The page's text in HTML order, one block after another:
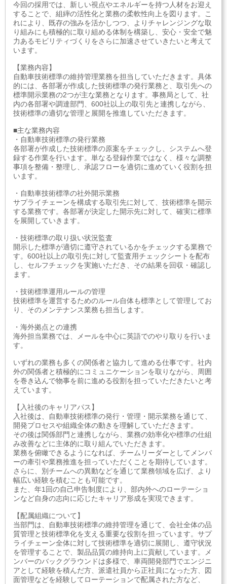
今回の採用では、新しい視点やエネルギーを持つ人材をお迎え
することで、組繂の活性化と業務の柔軟性向上を図ります。こ
れにより、既存の強みを活かしつつ、よりチャレンジングな取
り組みにも積極的に取り組める体制を構築し、安心・安全で魅
力あるモビリティづくりをさらに加速させていきたいと考えて
います。
【業務内容】
自動車技術標準の維持管理業務を担当していただきます。具体
的には、各部署が作成した技術標準の発行業務と、取引先への
標準開示業務の2つが主な業務となります。事務局として、社
内の各部署や調達部門、600社以上の取引先と連携しながら、
技術標準の適切な管理と展開を推進していただきます。
■主な業務内容
・自動車技術標準の発行業務
各部署が作成した技術標準の原案をチェックし、システムへ登
録する作業を行います。単なる登録作業ではなく、様々な調整
事項を整備・整理し、承認フローを適切に進めていく役割を担
います。
・自動車技術標準の社外開示業務
サプライチェーンを構成する取引先に対して、技術標準を開示
する業務です。各部署が決定した開示先に対して、確実に標準
を展開していきます。
・技術標準の取り扱い状況監査
開示した標準が適切に遵守されているかをチェックする業務で
す。600社以上の取引先に対して監査用チェックシートを配布
し、セルフチェックを実施いただき、その結果を回収・確認し
ます。
・技術標準運用ルールの管理
技術標準を運営するためのルール自体も標準として管理してお
り、そのメンテナンス業務も担当します。
・海外拠点との連携
海外担当業務では、メールを中心に英語でのやり取りを行いま
す。
いずれの業務も多くの関係者と協力して進める仕事です。社内
外の関係者と積極的にコミュニケーションを取りながら、周囲
を巻き込んで物事を前に進める役割を担っていただきたいと考
えています。
【入社後のキャリアパス】
入社後は、自動車技術標準の発行・管理・開示業務を通じて、
開発プロセスや組織全体の動きを理解していただきます。
その後は関係部門と連携しながら、業務の効率化や標準の仕組
み改善などに主体的に取り組んでいただきます。
業務を俯瞰できるようになれば、チームリーダーとしてメンバ
ーの牽引や業務推進を担っていただくことを期待しています。
さらに、別チームへの異動などを通じて業務領域を広げ、より
幅広い経験を積むことも可能です。
また、年1回の自己申告制度により、部内外へのローテーショ
ンなど自身の志向に応じたキャリア形成を実現できます。
【配属組織について】
当部門は、自動車技術標準の維持管理を通じて、会社全体の品
質管理と技術標準化を支える重要な役割を担っています。サプ
ライチェーン全体に対して技術標準を適切に展開し、遵守状況
を管理することで、製品品質の維持向上に貢献しています。メ
ンバーのバックグラウンドは多様で、車両開発部門でエンジニ
アとして経験を積んだ方、派遣社員から正社員になった方、図
面管理などを経験してローテーションで配属された方など、